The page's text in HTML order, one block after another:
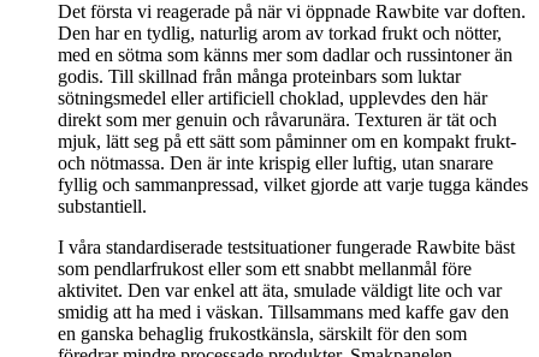
Det första vi reagerade på när vi öppnade Rawbite var doften.
Den har en tydlig, naturlig arom av torkad frukt och nötter,
med en sötma som känns mer som dadlar och russintoner än
godis. Till skillnad från många proteinbars som luktar
sötningsmedel eller artificiell choklad, upplevdes den här
direkt som mer genuin och råvarunära. Texturen är tät och
mjuk, lätt seg på ett sätt som påminner om en kompakt frukt-
och nötmassa. Den är inte krispig eller luftig, utan snarare
fyllig och sammanpressad, vilket gjorde att varje tugga kändes
substantiell.
I våra standardiserade testsituationer fungerade Rawbite bäst
som pendlarfrukost eller som ett snabbt mellanmål före
aktivitet. Den var enkel att äta, smulade väldigt lite och var
smidig att ha med i väskan. Tillsammans med kaffe gav den
en ganska behaglig frukostkänsla, särskilt för den som